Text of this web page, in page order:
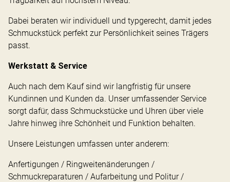
Dabei beraten wir individuell und typgerecht, damit jedes
Schmuckstück perfekt zur Persönlichkeit seines Trägers
passt.
Werkstatt & Service
Auch nach dem Kauf sind wir langfristig für unsere
Kundinnen und Kunden da. Unser umfassender Service
sorgt dafür, dass Schmuckstücke und Uhren über viele
Jahre hinweg ihre Schönheit und Funktion behalten.
Unsere Leistungen umfassen unter anderem:
Anfertigungen / Ringweitenänderungen /
Schmuckreparaturen / Aufarbeitung und Politur /